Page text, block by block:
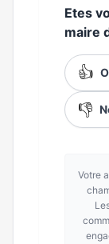
Etes
maire
👍
👎
Votre